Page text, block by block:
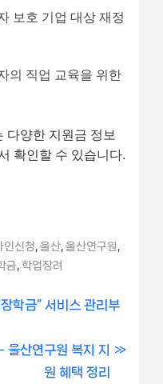
보호 기업 대상 재정
의 직업 교육을 위한
다양한 지원금 정보
확인할 수 있습니다.
인신청 ,울산 ,울산연구원
금 학업장려
학금” 서비스 관리부
울산연구원 복지 지
원 혜택 정리